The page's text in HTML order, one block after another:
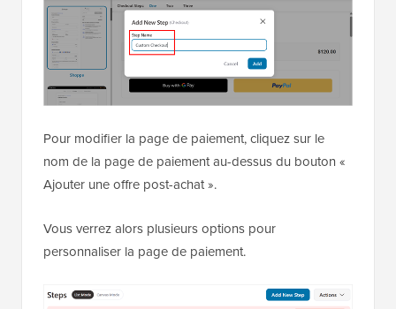
Pour modifier la page de paiement, cliquez sur le
nom de la page de paiement au-dessus du bouton «
Ajouter une offre post-achat ».
Vous verrez alors plusieurs options pour
personnaliser la page de paiement.